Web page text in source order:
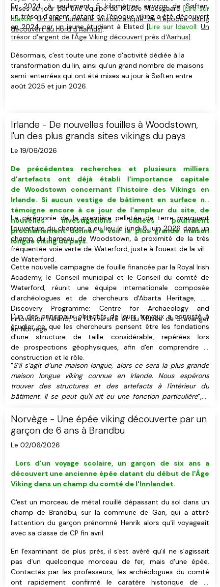
mises au jour par une équipe du Musée Moesgaard [Lire sur
Idavoll:Un site funéraire aristocratique de l'époque viking
découvert au nord d'Aarhus].
En 2024, à seulement 5 kilomètres environ de Søften,
un trésor d'argent datant de l'époque viking a été découvert
en 2024 par un jeune étudiant à Elsted [Lire sur Idavoll: Un
trésor d'argent de l'Âge Viking découvert près d'Aarhus].
Désormais, c'est toute une zone d'activité dédiée à la
transformation du lin, ainsi qu'un grand nombre de maisons
semi-enterrées qui ont été mises au jour à Søften entre
août 2025 et juin 2026.
Irlande - De nouvelles fouilles à Woodstown,
l'un des plus grands sites vikings du pays
Le 19/06/2026
De précédentes recherches et plusieurs milliers
d'artefacts ont déjà établi l'importance capitale
de Woodstown concernant l'histoire des Vikings en
Irlande. Si aucun vestige de bâtiment en surface ne
témoigne encore à ce jour de l'ampleur du site, de
nouvelles investigations ciblées pourraient
prochainement donner à voir la plus grande maison
longue viking du pays.
La cérémonie de la première pelletée de terre marquant
l'ouverture du chantier a eu lieu le lundi 8 juin 2026 dans un
champ du hameau de Woodstown, à proximité de la très
fréquentée voie verte de Waterford, juste à l'ouest de la ville
de Waterford.
Cette nouvelle campagne de fouille financée par la Royal Irish
Academy, le Conseil municipal et le Conseil du comté de
Waterford, réunit une équipe internationale composée
d'archéologues et de chercheurs d'Abarta Heritage, du
Discovery Programme: Centre for Archaeology and
Innovation Ireland, de l'Université et du Musée de Stavanger
en Norvège.
L'un des principaux objectifs de leurs travaux a consisté à
étudier ce que les chercheurs pensent être les fondations
d'une structure de taille considérable, repérées lors
de prospections géophysiques, afin d'en comprendre la
construction et le rôle.
"S’il s’agit d’une maison longue, alors ce sera la plus grande
maison longue viking connue en Irlande. Nous espérons
trouver des structures et des artefacts à l'intérieur du
bâtiment. Il se peut qu'il ait eu une fonction particulière", a
à l'Université de Stavanger, qui a participé aux fouilles.
Norvège - Une épée viking découverte par un
garçon de 6 ans à Brandbu
Le 02/06/2026
Lors d'un voyage scolaire, un garçon de six ans a
découvert une ancienne épée datant du début de l'Âge
Viking dans un champ du comté de l'Innlandet.
C'est un morceau de métal rouillé dépassant du sol dans un
champ de Brandbu, sur la commune de Gan, qui a attiré
l'attention du garçon prénomné Henrik alors qu'il voyageait
avec sa classe de CP fin avril.
En l'examinant de plus près, il s'est avéré qu'il ne s'agissait
pas d'un quelconque morceau de fer, mais d'une épée.
Contactés par les professeurs, les archéologues du comté
ont rapidement confirmé le caratère historique de la